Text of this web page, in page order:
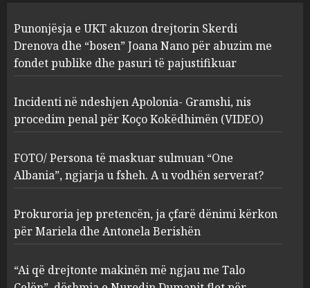
2
Apolonia- Gramshi, nis
procedim penal për Koço
Kokëdhimën (VIDEO)
MARCH 27, 2025
3
FOTO/ Persona të maskuar
sulmuan “One Albania”,
ngjarja u fsheh. A u vodhën
serverat?
MARCH 25, 2025
Prokuroria jep pretencën, ja
çfarë dënimi kërkon për
Berishën
Punonjësja e UKT akuzon drejtorin Skerdi
Drenova dhe “bosen” Joana Nano për abuzim me
fondet publike dhe pasuri të pajustifikuar
Incidenti në ndeshjen Apolonia- Gramshi, nis
procedim penal për Koço Kokëdhimën (VIDEO)
FOTO/ Persona të maskuar sulmuan “One
Albania”, ngjarja u fsheh. A u vodhën serverat?
Prokuroria jep pretencën, ja çfarë dënimi kërkon
për Mariela dhe Antonela Berishën
“Ai që drejtonte makinën më ngjau me Talo